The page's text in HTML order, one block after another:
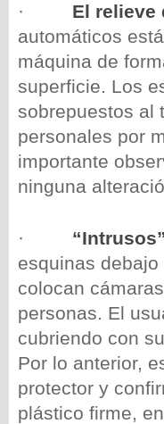
· El relieve
automáticos
máquina de
superficie. Los
sobrepuestos al
personales por
importante
ninguna
·
esquinas
colocan
personas. El
cubriendo con
Por lo anterior,
protector y
plástico firme,